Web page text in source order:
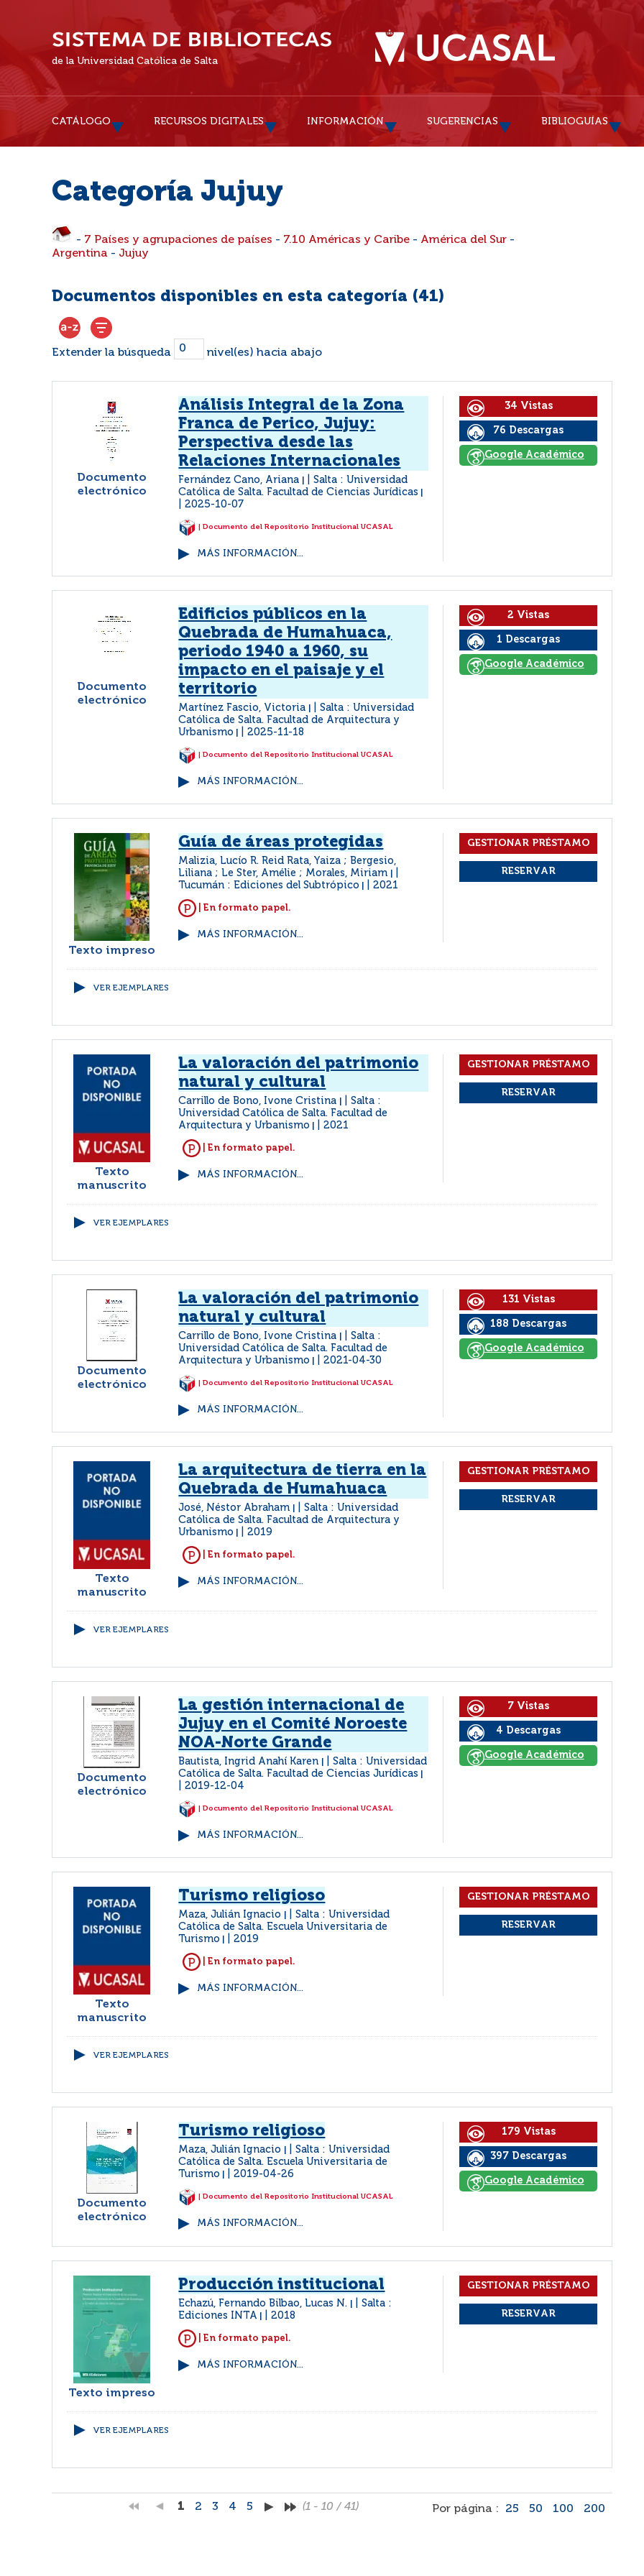
de la Universidad Católica de Salta
CATÁLOGO RECURSOS DIGITALES INFORMACIÓN SUGERENCIAS BIBLIOGUÍAS
Categoría Jujuy
- 7 Países y agrupaciones de países - 7.10 Américas y Caribe - América del Sur -
Argentina - Jujuy
Documentos disponibles en esta categoría (41)
Extender la búsqueda nivel(es) hacia abajo
Documento
electrónico
Análisis Integral de la Zona
Franca de Perico, Jujuy:
Perspectiva desde las
Relaciones Internacionales
Fernández Cano, Ariana
Salta : Universidad
Católica de Salta. Facultad de Ciencias Jurídicas
2025-10-07
| Documento del Repositorio Institucional UCASAL
MÁS INFORMACIÓN...
34 Vistas
76 Descargas
Google Académico
Documento
electrónico
Edificios públicos en la
Quebrada de Humahuaca,
periodo 1940 a 1960, su
impacto en el paisaje y el
territorio
Martínez Fascio, Victoria
Salta : Universidad
Católica de Salta. Facultad de Arquitectura y
Urbanismo
2025-11-18
| Documento del Repositorio Institucional UCASAL
MÁS INFORMACIÓN...
2 Vistas
1 Descargas
Google Académico
Texto impreso
Guía de áreas protegidas
Malizia, Lucío R. Reid Rata, Yaiza ; Bergesio,
Liliana ; Le Ster, Amélie ; Morales, Miriam
Tucumán : Ediciones del Subtrópico 2021
| En formato papel.
MÁS INFORMACIÓN...
VER EJEMPLARES
Texto
manuscrito
La valoración del patrimonio
natural y cultural
Carrillo de Bono, Ivone Cristina
Salta :
Universidad Católica de Salta. Facultad de
Arquitectura y Urbanismo
2021
| En formato papel.
MÁS INFORMACIÓN...
VER EJEMPLARES
Documento
electrónico
La valoración del patrimonio
natural y cultural
Carrillo de Bono, Ivone Cristina
Salta :
Universidad Católica de Salta. Facultad de
Arquitectura y Urbanismo
2021-04-30
| Documento del Repositorio Institucional UCASAL
MÁS INFORMACIÓN...
131 Vistas
188 Descargas
Google Académico
Texto
manuscrito
La arquitectura de tierra en la
Quebrada de Humahuaca
José, Néstor Abraham
Salta : Universidad
Católica de Salta. Facultad de Arquitectura y
Urbanismo
2019
| En formato papel.
MÁS INFORMACIÓN...
VER EJEMPLARES
Documento
electrónico
La gestión internacional de
Jujuy en el Comité Noroeste
NOA-Norte Grande
Bautista, Ingrid Anahí Karen
Salta : Universidad
Católica de Salta. Facultad de Ciencias Jurídicas
2019-12-04
| Documento del Repositorio Institucional UCASAL
MÁS INFORMACIÓN...
7 Vistas
4 Descargas
Google Académico
Texto
manuscrito
Turismo religioso
Maza, Julián Ignacio
Salta : Universidad
Católica de Salta. Escuela Universitaria de
Turismo
2019
| En formato papel.
MÁS INFORMACIÓN...
VER EJEMPLARES
Documento
electrónico
Turismo religioso
Maza, Julián Ignacio
Salta : Universidad
Católica de Salta. Escuela Universitaria de
Turismo
2019-04-26
| Documento del Repositorio Institucional UCASAL
MÁS INFORMACIÓN...
179 Vistas
397 Descargas
Google Académico
Texto impreso
Producción institucional
Echazú, Fernando Bilbao, Lucas N.
Salta :
Ediciones INTA
2018
| En formato papel.
MÁS INFORMACIÓN...
VER EJEMPLARES
1 2 3 4 5 (1 - 10 / 41) Por página : 25 50 100 200